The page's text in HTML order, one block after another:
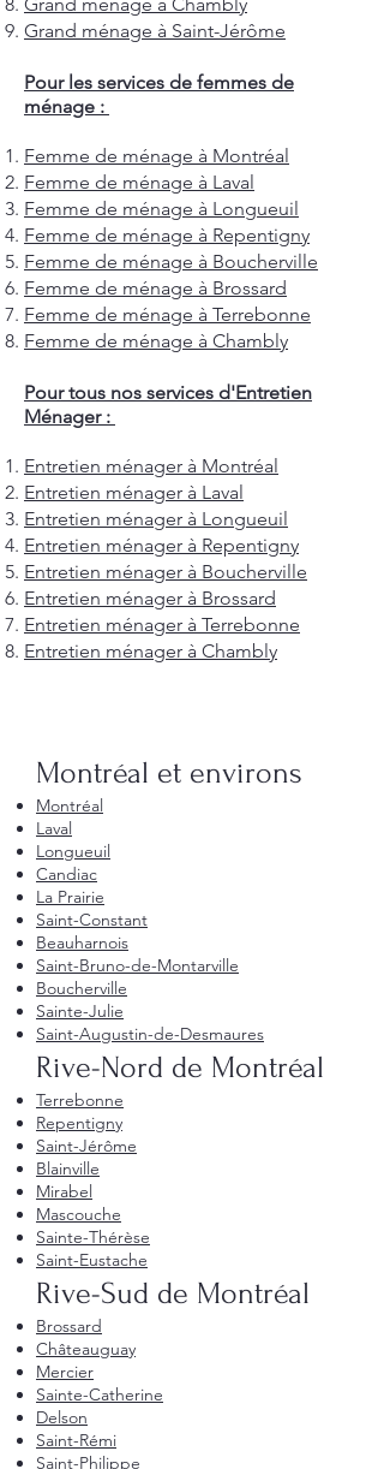
Grand ménage à Saint-Jérôme
Pour les services de femmes de
ménage :
Femme de ménage à Montréal
Femme de ménage à Laval
Femme de ménage à Longueuil
Femme de ménage à Repentigny
Femme de ménage à Boucherville
Femme de ménage à Brossard
Femme de ménage à Terrebonne
Femme de ménage à Chambly
Pour tous nos services d'Entretien
Ménager :
Entretien ménager à Montréal
Entretien ménager à Laval
Entretien ménager à Longueuil
Entretien ménager à Repentigny
Entretien ménager à Boucherville
Entretien ménager à Brossard
Entretien ménager à Terrebonne
Entretien ménager à Chambly
Montréal et environs
Montréal
Laval
Longueuil
Candiac
La Prairie
Saint-Constant
Beauharnois
Saint-Bruno-de-Montarville
Boucherville
Sainte-Julie
Saint-Augustin-de-Desmaures
Rive-Nord de Montréal
Terrebonne
Repentigny
Saint-Jérôme
Blainville
Mirabel
Mascouche
Sainte-Thérèse
Saint-Eustache
Rive-Sud de Montréal
Brossard
Châteauguay
Mercier
Sainte-Catherine
Delson
Saint-Rémi
Saint-Philippe